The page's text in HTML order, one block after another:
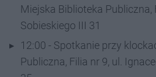
Miejska Biblioteka Publiczna,
Sobieskiego III 31
12:00 - Spotkanie przy
Publiczna, Filia nr 9, ul.